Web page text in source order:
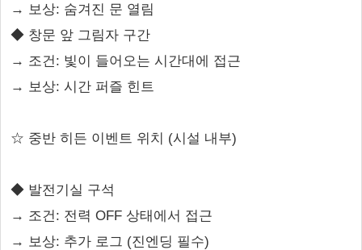
→ 보상: 숨겨진 문 열림
◆ 창문 앞 그림자 구간
→ 조건: 빛이 들어오는 시간대에 접근
→ 보상: 시간 퍼즐 힌트
☆ 중반 히든 이벤트 위치 (시설 내부)
◆ 발전기실 구석
→ 조건: 전력 OFF 상태에서 접근
→ 보상: 추가 로그 (진엔딩 필수)